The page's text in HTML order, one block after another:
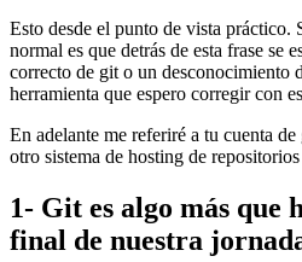
Esto desde el punto de vista práctico.
normal es que detrás de esta frase se
correcto de git o un desconocimiento
herramienta que espero corregir con
En adelante me referiré a tu cuenta
otro sistema de hosting de
1- Git es algo más que
final de nuestra